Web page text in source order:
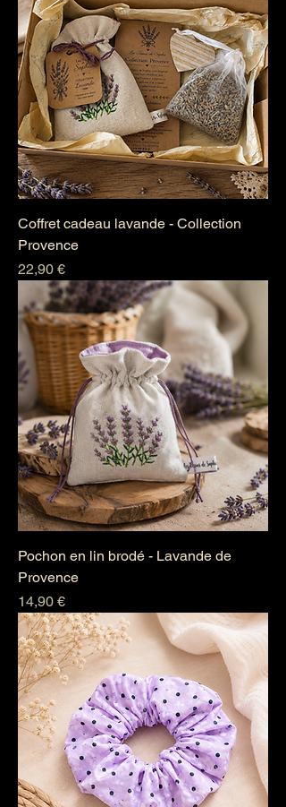
Coffret cadeau lavande - Collection
Provence
Prix
22,90 €
Pochon en lin brodé - Lavande de
Provence
Prix
14,90 €